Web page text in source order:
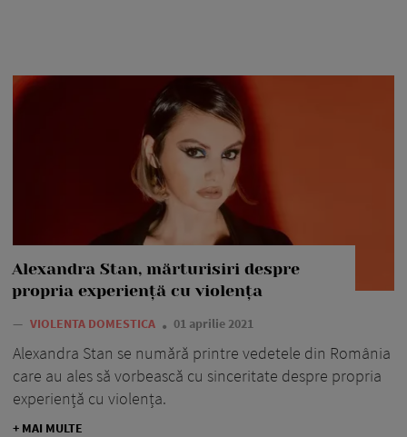
Alexandra Stan, mărturisiri despre
propria experiență cu violența
— VIOLENTA DOMESTICA 01 aprilie 2021
Alexandra Stan se numără printre vedetele din România
care au ales să vorbească cu sinceritate despre propria
experiență cu violența.
+ MAI MULTE